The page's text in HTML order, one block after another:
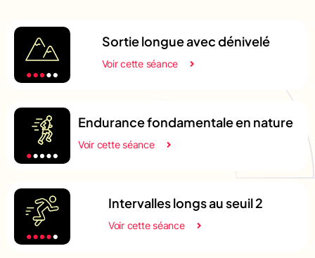
Sortie longue avec dénivelé
Voir cette séance
Endurance fondamentale en nature
Voir cette séance
Intervalles longs au seuil 2
Voir cette séance